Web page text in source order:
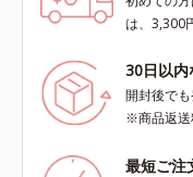
は、3,300
30日以
開封後で
※商品返送
最短ご注